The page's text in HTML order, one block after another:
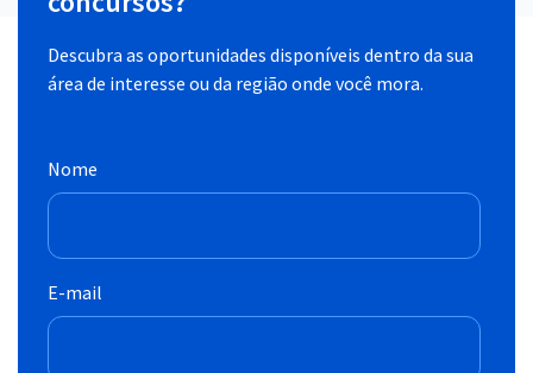
Descubra as oportunidades disponíveis dentro da sua
área de interesse ou da região onde você mora.
Nome
E-mail